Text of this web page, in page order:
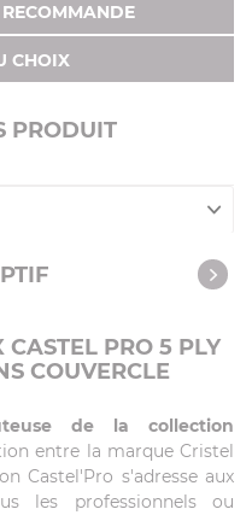
CHOIX
PRODUIT
PRO 5 PLY
COUVERCLE
de la collection
entre la marque Cristel
Castel'Pro s'adresse aux
les professionnels ou